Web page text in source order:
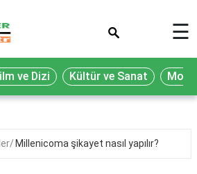
☰
ve Dizi Kültür ve Sanat
Millenicoma şikayet nasıl yapılır?